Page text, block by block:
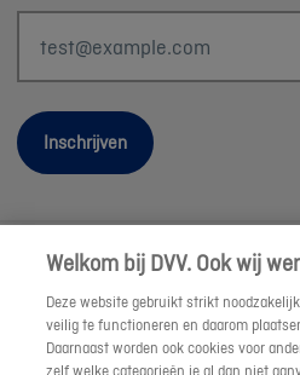
Inschrijven
Wettelijke informatie
Duurzaamheid
Sitemap
Welkom bij DVV. Ook wij
Deze website gebruikt strikt
veilig te functioneren en daarom
Daarnaast worden ook cookies voor
zelf welke categorieën je al dan niet